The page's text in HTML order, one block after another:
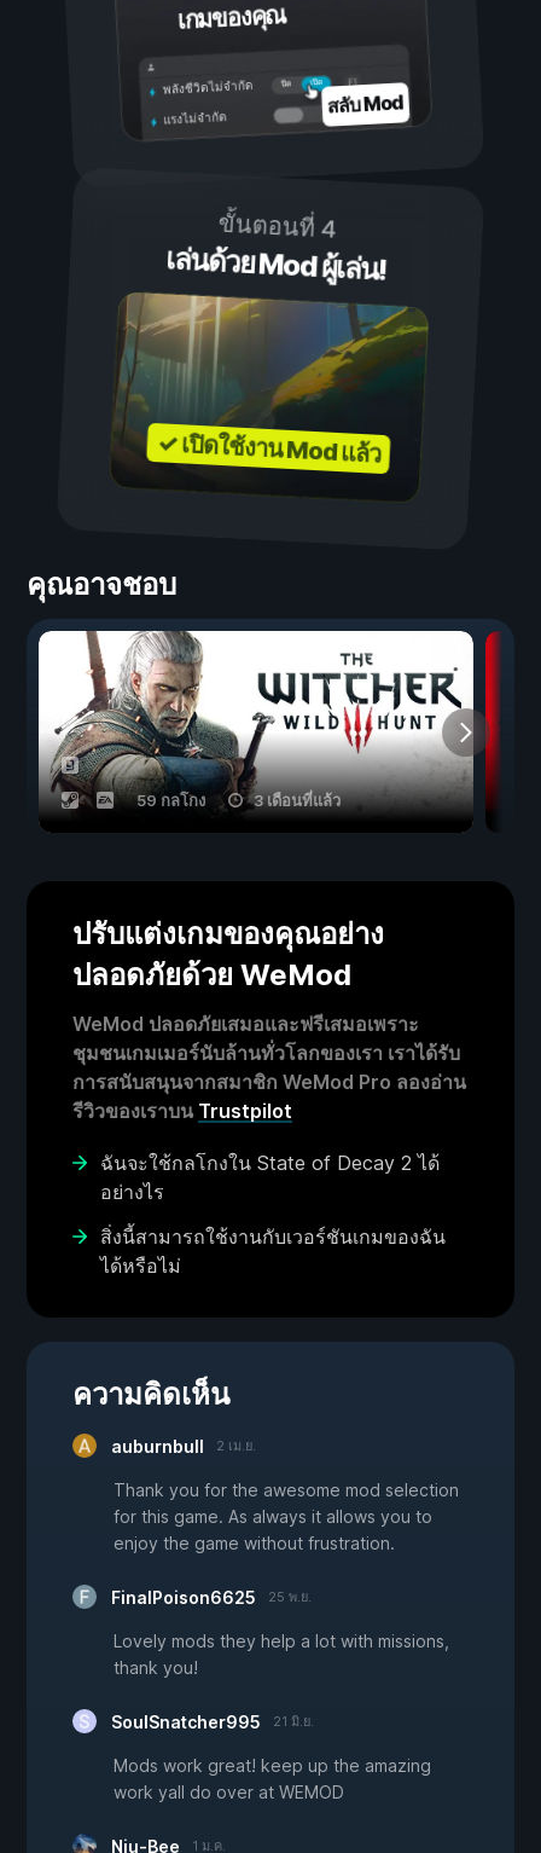
เกมของคุณ
เปิด
ปิด
พลังชีวิตไม่จำกัด
แรงไม่จำกัด สลับ Mod
ขั้นตอนที่ 4
เล่นด้วย Mod ผู้เล่น!
✓ เปิดใช้งาน Mod แล้ว
คุณอาจชอบ
59 กลโกง 3 เดือนที่แล้ว
ปรับแต่งเกมของคุณอย่าง
ปลอดภัยด้วย WeMod
WeMod ปลอดภัยเสมอและฟรีเสมอเพราะ
ชุมชนเกมเมอร์นับล้านทั่วโลกของเรา เราได้รับ
การสนับสนุนจากสมาชิก WeMod Pro ลองอ่าน
รีวิวของเราบน Trustpilot
ฉันจะใช้กลโกงใน State of Decay 2 ได้
อย่างไร
สิ่งนี้สามารถใช้งานกับเวอร์ชันเกมของฉัน
ได้หรือไม่
ความคิดเห็น
auburnbull 2 เม.ย.
Thank you for the awesome mod selection
for this game. As always it allows you to
enjoy the game without frustration.
FinalPoison6625 25 พ.ย.
Lovely mods they help a lot with missions,
thank you!
SoulSnatcher995 21 มิ.ย.
Mods work great! keep up the amazing
work yall do over at WEMOD
Niu-Bee 1 ม.ค.